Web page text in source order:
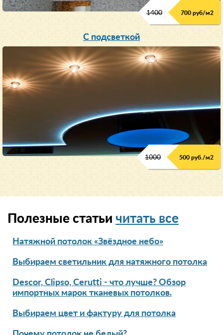
1400 700 руб/м2
С подсветкой
1000 500 руб./м2
Полезные статьи читать все
Натяжной потолок «Звёздное небо»
Выбираем светильник для натяжного потолка
Descor, Clipso, Cerutti - что лучше? Обзор
импортных марок тканевых потолков.
Выбираем цвет и фактуру для потолка